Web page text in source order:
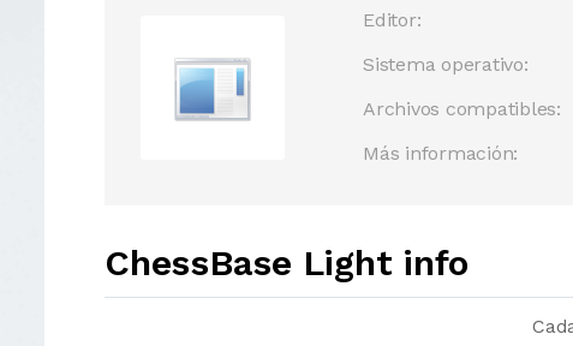
Editor:
Sistema operativo:
Archivos compatibles:
Más información:
ChessBase Light info